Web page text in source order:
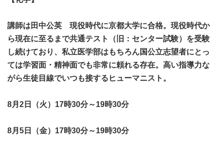
講師は田中公英 現役時代に京都大学に合格。現役時代か
ら現在に至るまで共通テスト（旧：センター試験）を受験
し続けており、私立医学部はもちろん国公立志望者にとっ
ては学習面・精神面でも非常に頼れる存在。高い指導力な
がら生徒目線でいつも接するヒューマニスト。
8月2日（火）17時30分～19時30分
8月5日（金）17時30分～19時30分